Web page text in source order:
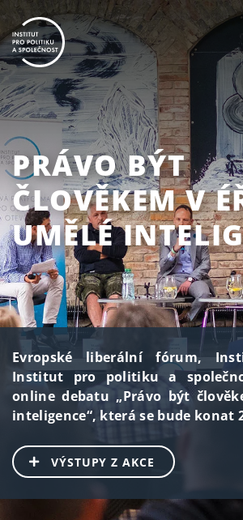
PRÁVO BÝT
ČLOVĚKEM V
UMĚLÉ
Evropské liberální fórum,
Institut pro politiku a
online debatu „Právo být
inteligence“, která se bude konat
VÝSTUPY Z AKCE